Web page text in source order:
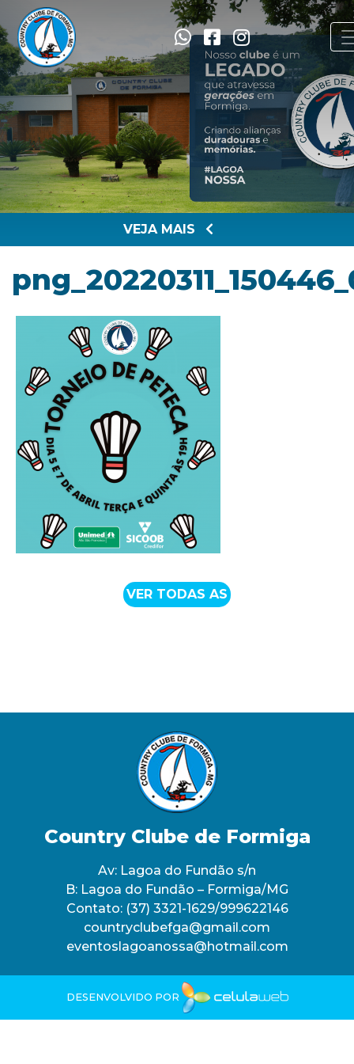
VEJA MAIS
VER TODAS AS
Country Clube de Formiga
Av: Lagoa do Fundão s/n
B: Lagoa do Fundão – Formiga/MG
Contato: (37) 3321-1629/999622146
countryclubefga@gmail.com
eventoslagoanossa@hotmail.com
DESENVOLVIDO POR